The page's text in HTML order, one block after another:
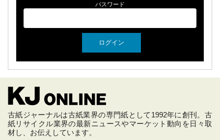
パスワード
古紙ジャーナルは古紙業界の専門紙として1992年に創刊。古
紙リサイクル業界の最新ニュースやマーケット動向を日々取
材し、お伝えしています。